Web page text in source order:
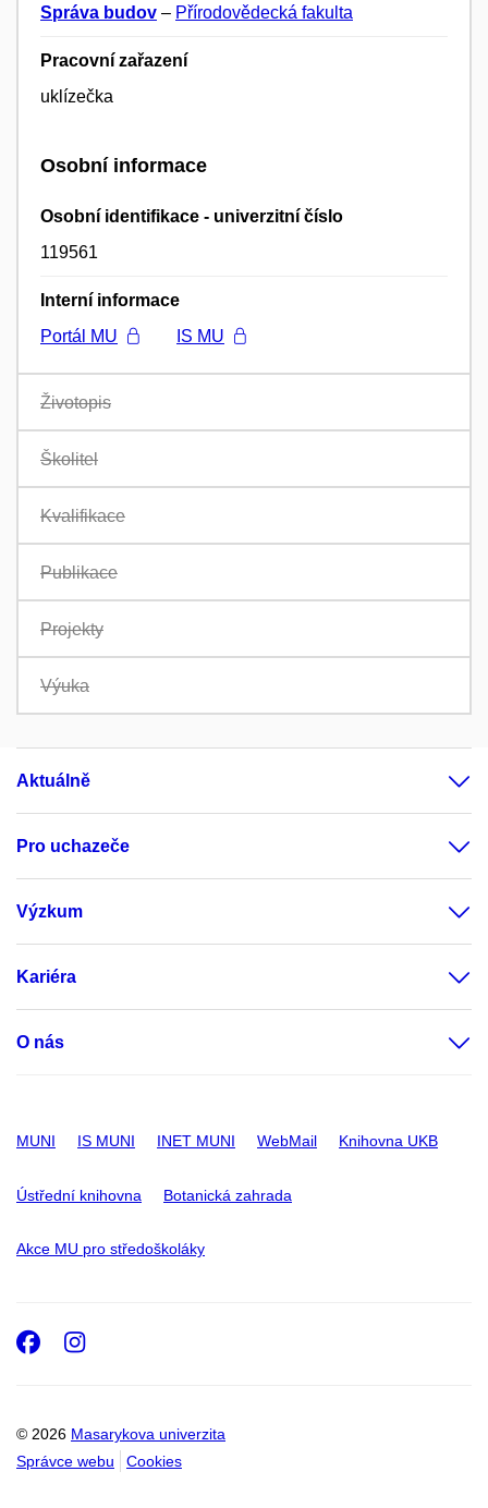
Správa budov – Přírodovědecká fakulta
Pracovní zařazení
uklízečka
Osobní informace
Osobní identifikace - univerzitní číslo
119561
Interní informace
Portál MU
IS MU
Životopis
Školitel
Kvalifikace
Publikace
Projekty
Výuka
Aktuálně
Pro uchazeče
Výzkum
Kariéra
O nás
MUNI IS MUNI INET MUNI WebMail Knihovna UKB
Ústřední knihovna Botanická zahrada
Akce MU pro středoškoláky
© 2026 Masarykova univerzita
Správce webu
Cookies
Facebook
Instagram